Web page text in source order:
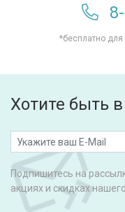
*бесплатно для
Хотите быть
Подпишитесь на
акциях и скидках